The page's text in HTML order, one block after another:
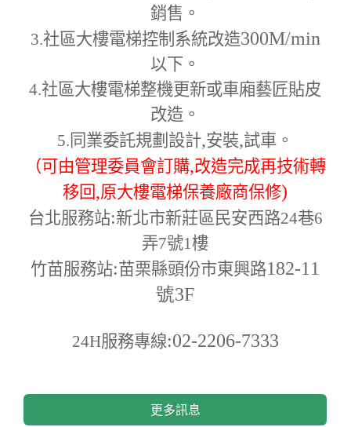
銷售。
3.社區大樓電梯控制系統改造300M/min
以下。
4.社區大樓電梯整機更新或車廂藝匠貼皮
改造。
5. 同業委託規劃設計,安裝,試車。
（可由管理委員會訂購,改造完成再技術轉
移回,原大樓電梯保養廠商保修)
台北服務站:新北市新莊區民安西路24巷6
弄7號1樓
竹苗服務站:苗栗縣頭份市東興路182-11
號3F
24H服務專線:02-2206-7333
更多訊息